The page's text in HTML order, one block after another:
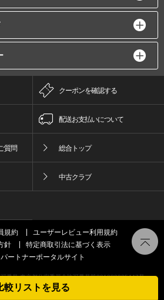
クーポンを確認する
配送お支払いについて
質問 総合トップ
中古クラブ
規約
ユーザーレビュー利用規約
針
特定商取引法に基づく表示
ートナーポータルサイト
番号 東京都公安委員会許可番号第301089905447号
較リストを見る